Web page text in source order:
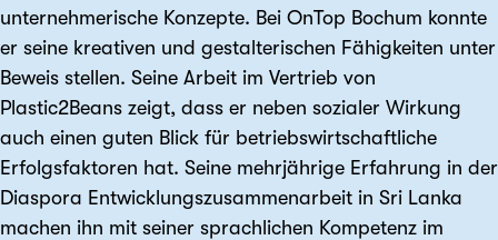
unternehmerische Konzepte. Bei OnTop Bochum konnte
er seine kreativen und gestalterischen Fähigkeiten unter
Beweis stellen. Seine Arbeit im Vertrieb von
Plastic2Beans zeigt, dass er neben sozialer Wirkung
auch einen guten Blick für betriebswirtschaftliche
Erfolgsfaktoren hat. Seine mehrjährige Erfahrung in der
Diaspora Entwicklungszusammenarbeit in Sri Lanka
machen ihn mit seiner sprachlichen Kompetenz im